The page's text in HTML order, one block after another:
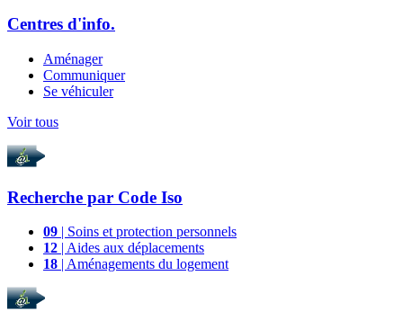
Centres d'info.
Aménager
Communiquer
Se véhiculer
Voir tous
Recherche par Code Iso
09 | Soins et protection personnels
12 | Aides aux déplacements
18 | Aménagements du logement